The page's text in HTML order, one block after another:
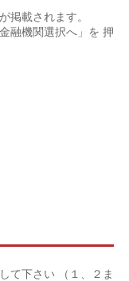
掲載されます。
融機関選択へ」を 押
て下さい （１、２ま